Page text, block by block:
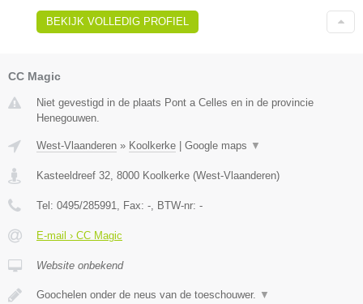
BEKIJK VOLLEDIG PROFIEL
CC Magic
Niet gevestigd in de plaats Pont a Celles en in de provincie
Henegouwen.
West-Vlaanderen » Koolkerke Google maps ▼
Kasteeldreef 32, 8000 Koolkerke (West-Vlaanderen)
Tel: 0495/285991, Fax: -, BTW-nr: -
E-mail › CC Magic
Website onbekend
Goochelen onder de neus van de toeschouwer. ▼